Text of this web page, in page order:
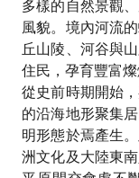
多樣的自然景觀
風貌。境內河流
丘山陵、河谷與
住民，孕育豐富燦
從史前時期開始
的沿海地形聚集
明形態於焉產生
洲文化及大陸東